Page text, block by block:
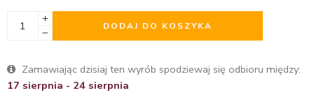
DODAJ DO KOSZYKA
Zamawiając dzisiaj ten wyrób spodziewaj się odbioru między:
17 sierpnia - 24 sierpnia